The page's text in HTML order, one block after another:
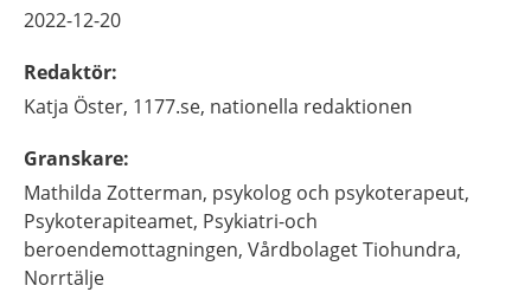
2022-12-20
Redaktör:
Katja Öster, 1177.se, nationella redaktionen
Granskare:
Mathilda Zotterman, psykolog och psykoterapeut,
Psykoterapiteamet, Psykiatri-och
beroendemottagningen, Vårdbolaget Tiohundra,
Norrtälje